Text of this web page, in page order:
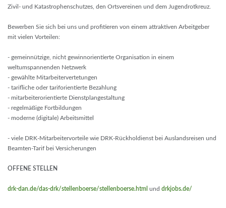
Zivil- und Katastrophenschutzes, den Ortsvereinen und dem Jugendrotkreuz.
Bewerben Sie sich bei uns und profitieren von einem attraktiven Arbeitgeber
mit vielen Vorteilen:
- gemeinnützige, nicht gewinnorientierte Organisation in einem
weltumspannenden Netzwerk
- gewählte Mitarbeitervertetungen
- tarifliche oder tariforientierte Bezahlung
- mitarbeiterorientierte Dienstplangestaltung
- regelmäßige Fortbildungen
- moderne (digitale) Arbeitsmittel
- viele DRK-Mitarbeitervorteile wie DRK-Rückholdienst bei Auslandsreisen und
Beamten-Tarif bei Versicherungen
OFFENE STELLEN
drk-dan.de/das-drk/stellenboerse/stellenboerse.html und drkjobs.de/